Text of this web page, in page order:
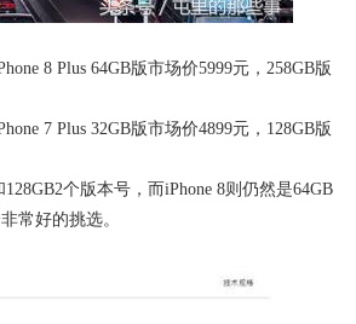
8 Plus 64GB版市场价5999元，258GB版
7 Plus 32GB版市场价4899元，128GB版
个版本号，而iPhone 8则仍然是64GB
常好的挑选。